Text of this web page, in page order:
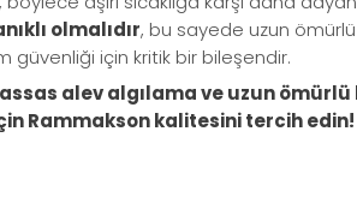
olmalıdır, bu sayede uzun
güvenliği için kritik bir bileşendir.
alev algılama ve uzun
Rammakson kalitesini tercih edin!